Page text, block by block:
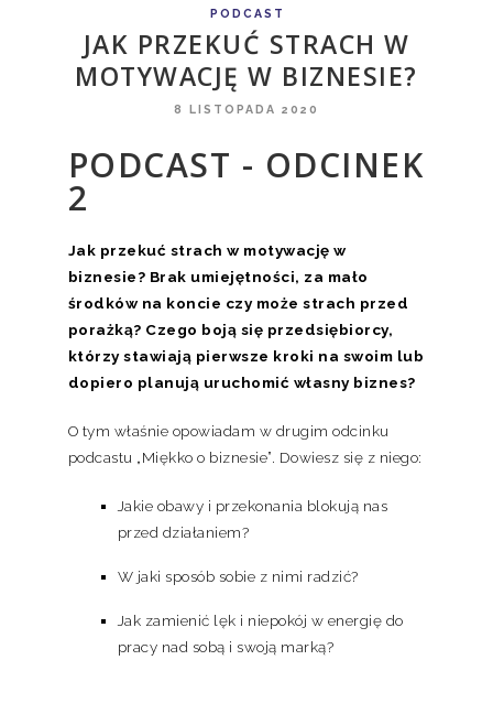
PODCAST
JAK PRZEKUĆ STRACH W
MOTYWACJĘ W BIZNESIE?
8 LISTOPADA 2020
PODCAST - ODCINEK
2
Jak przekuć strach w motywację w
biznesie? Brak umiejętności, za mało
środków na koncie czy może strach przed
porażką? Czego boją się przedsiębiorcy,
którzy stawiają pierwsze kroki na swoim lub
dopiero planują uruchomić własny biznes?
O tym właśnie opowiadam w drugim odcinku
podcastu „Miękko o biznesie”. Dowiesz się z niego:
Jakie obawy i przekonania blokują nas
przed działaniem?
W jaki sposób sobie z nimi radzić?
Jak zamienić lęk i niepokój w energię do
pracy nad sobą i swoją marką?